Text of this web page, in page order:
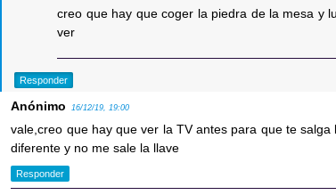
creo que hay que coger la piedra de la mesa y
ver
Responder
Anónimo 16/12/19, 19:00
vale,creo que hay que ver la TV antes para que te
diferente y no me sale la llave
Responder